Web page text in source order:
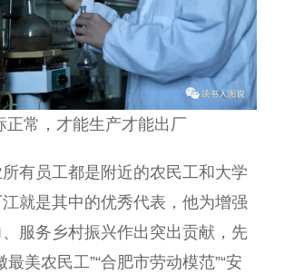
正常，才能生产才能出厂
员工都是附近的农民工和大学
就是其中的优秀代表，他为增强
服务乡村振兴作出突出贡献，先
最美农民工”“合肥市劳动模范”“安